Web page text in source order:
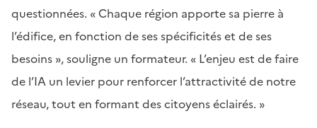
questionnées. « Chaque région apporte sa pierre à
l’édifice, en fonction de ses spécificités et de ses
besoins », souligne un formateur. « L’enjeu est de faire
de l’IA un levier pour renforcer l’attractivité de notre
réseau, tout en formant des citoyens éclairés. »